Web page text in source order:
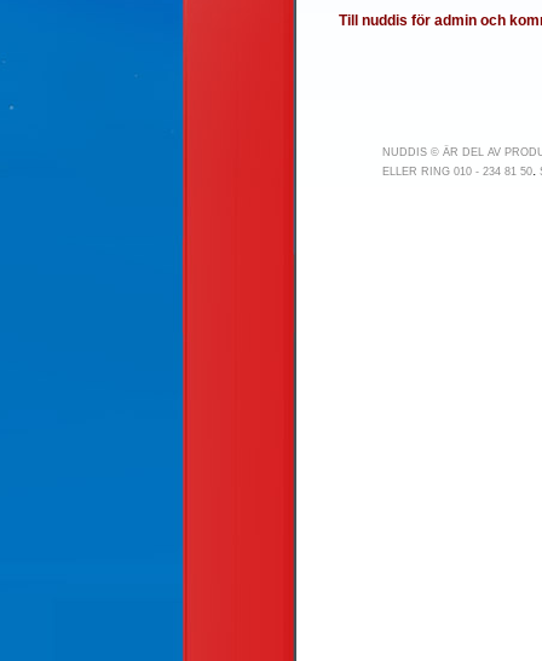
Till nuddis för admin och
NUDDIS © ÄR DEL AV
ELLER RING 010 - 234 81 50.